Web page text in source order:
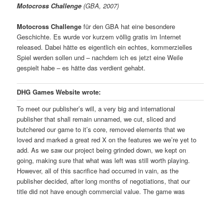
Motocross Challenge(GBA, 2007)
Motocross Challenge für den GBA hat eine besondere
Geschichte. Es wurde vor kurzem völlig gratis im Internet
released. Dabei hätte es eigentlich ein echtes, kommerzielles
Spiel werden sollen und – nachdem ich es jetzt eine Weile
gespielt habe – es hätte das verdient gehabt.
DHG Games Website wrote:
To meet our publisher’s will, a very big and international
publisher that shall remain unnamed, we cut, sliced and
butchered our game to it’s core, removed elements that we
loved and marked a great red X on the features we we’re yet to
add. As we saw our project being grinded down, we kept on
going, making sure that what was left was still worth playing.
However, all of this sacrifice had occurred in vain, as the
publisher decided, after long months of negotiations, that our
title did not have enough commercial value. The game was